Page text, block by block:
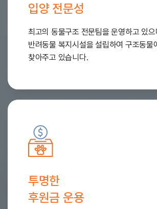
입양 전문성
최고의 동물구조 전문팀을 운영하고 있
반려동물 복지시설을 설립하여 구조동물
찾아주고 있습니다.
투명한
후원금 운용